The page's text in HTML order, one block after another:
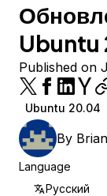
Ubuntu
Published on
Ubuntu 20.04
By
Language
Русский